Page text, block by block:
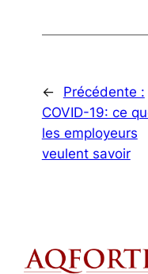
←
Précédente :
COVID-19: ce
les employeurs
veulent savoir